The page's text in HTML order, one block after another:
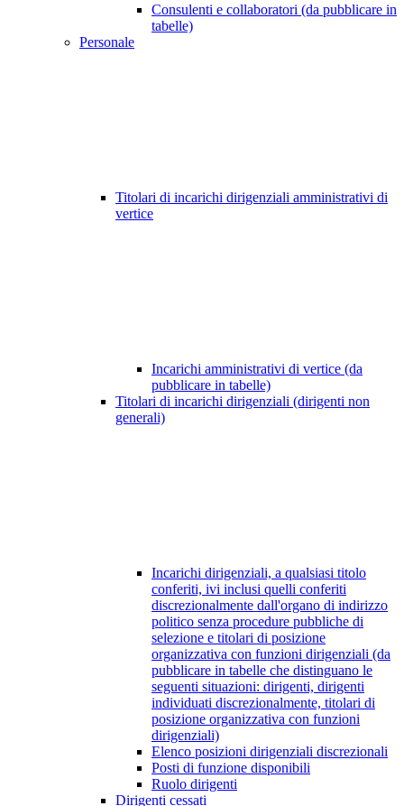
Consulenti e collaboratori (da pubblicare in
tabelle)
Personale
Titolari di incarichi dirigenziali amministrativi di
vertice
Incarichi amministrativi di vertice (da
pubblicare in tabelle)
Titolari di incarichi dirigenziali (dirigenti non
generali)
Incarichi dirigenziali, a qualsiasi titolo
conferiti, ivi inclusi quelli conferiti
discrezionalmente dall'organo di indirizzo
politico senza procedure pubbliche di
selezione e titolari di posizione
organizzativa con funzioni dirigenziali (da
pubblicare in tabelle che distinguano le
seguenti situazioni: dirigenti, dirigenti
individuati discrezionalmente, titolari di
posizione organizzativa con funzioni
dirigenziali)
Elenco posizioni dirigenziali discrezionali
Posti di funzione disponibili
Ruolo dirigenti
Dirigenti cessati